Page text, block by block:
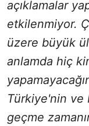
açıklamalar
etkilenmiyor.
üzere büyük
anlamda hiç
Türkiye'nin ve
geçme